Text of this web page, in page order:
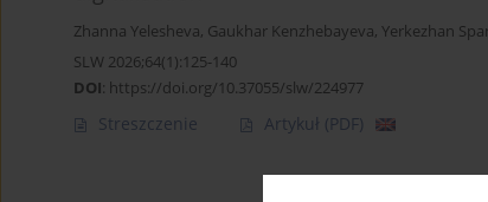
Zhanna Yelesheva, Gaukhar Kenzhebayeva, Yerkezhan
SLW 2026;64(1):125-140
DOI: https://doi.org/10.37055/slw/224977
Streszczenie Artykuł (PDF)